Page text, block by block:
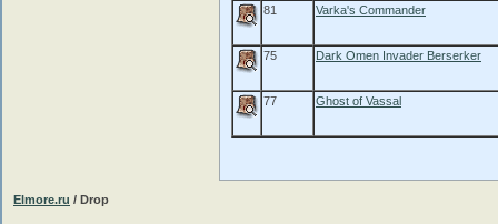
81 Varka's Commander
75 Dark Omen Invader Berserker
77 Ghost of Vassal
Elmore.ru / Drop